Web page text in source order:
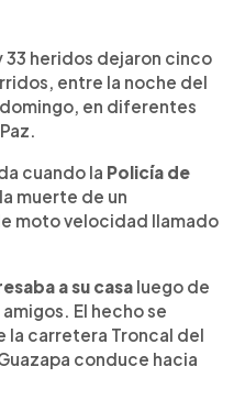
heridos dejaron cinco
entre la noche del
en diferentes
cuando la Policía de
muerte de un
moto velocidad llamado
a su casa luego de
El hecho se
la carretera Troncal del
conduce hacia